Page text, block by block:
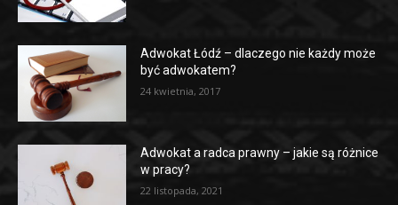
Adwokat Łódź – dlaczego nie każdy może
być adwokatem?
24 kwietnia, 2017
Adwokat a radca prawny – jakie są różnice
w pracy?
22 listopada, 2021